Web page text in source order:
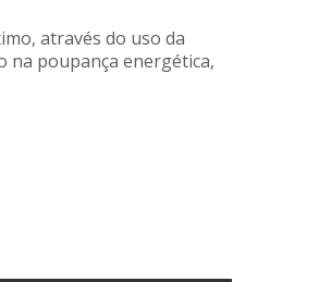
através do uso da
na poupança energética,